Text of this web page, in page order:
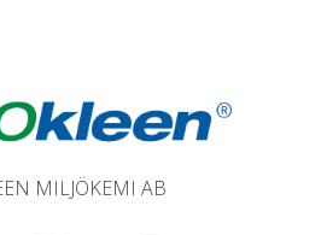
MILJÖKEMI AB